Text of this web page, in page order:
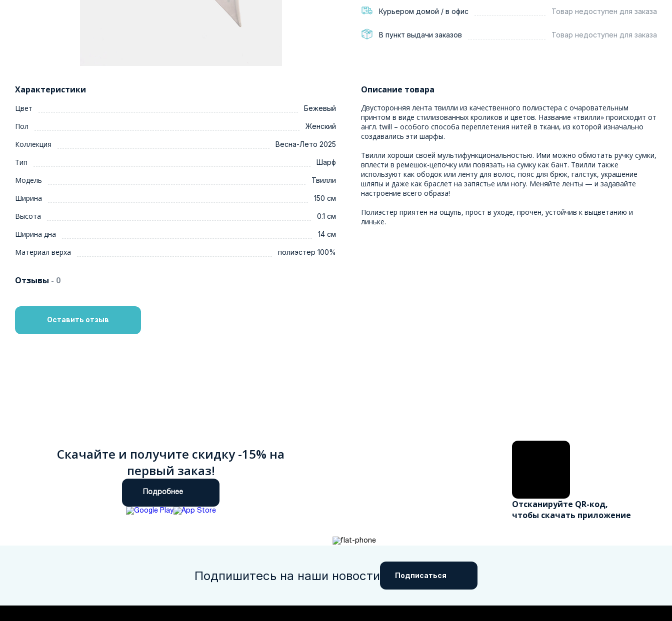
Курьером домой / в офис Товар недоступен для заказа
В пункт выдачи заказов Товар недоступен для заказа
Характеристики
Цвет Бежевый
Пол Женский
Коллекция Весна-Лето 2025
Тип Шарф
Модель Твилли
Ширина 150 см
Высота 0.1 см
Ширина дна 14 см
Материал верха полиэстер 100%
Описание товара
Двусторонняя лента твилли из качественного полиэстера с очаровательным
принтом в виде стилизованных кроликов и цветов. Название «твилли» происходит от
англ. twill – особого способа переплетения нитей в ткани, из которой изначально
создавались эти шарфы.
Твилли хороши своей мультифункциональностью. Ими можно обмотать ручку сумки,
вплести в ремешок-цепочку или повязать на сумку как бант. Твилли также
используют как ободок или ленту для волос, пояс для брюк, галстук, украшение
шляпы и даже как браслет на запястье или ногу. Меняйте ленты — и задавайте
настроение всего образа!
Полиэстер приятен на ощупь, прост в уходе, прочен, устойчив к выцветанию и
линьке.
Отзывы - 0
Оставить отзыв
Скачайте и получите скидку -15% на
первый заказ!
Подробнее
Отсканируйте QR-код,
чтобы скачать приложение
Подпишитесь на наши новости Подписаться